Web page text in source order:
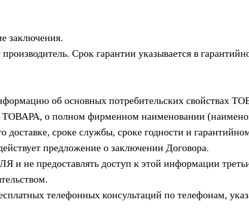
заключения.
Срок гарантии указывается в
об основных потребительских свойствах
о полном фирменном наименовании
сроке службы, сроке годности и
предложение о заключении Договора.
не предоставлять доступ к этой информации
телефонных консультаций по телефонам,